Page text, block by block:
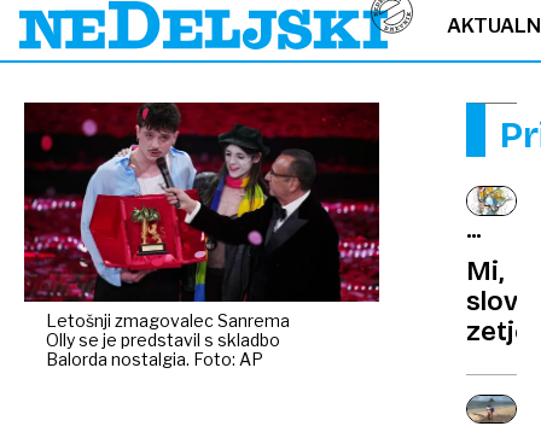
Letošnji zmagovalec Sanrema
Olly se je predstavil s skladbo
Balorda nostalgia. Foto: AP
TRETJA
PLAT
Mi,
zetje!